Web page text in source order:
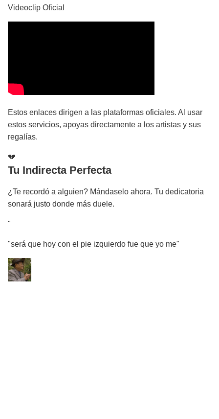
Videoclip Oficial
Estos enlaces dirigen a las plataformas oficiales. Al usar
estos servicios, apoyas directamente a los artistas y sus
regalías.
💔
Tu Indirecta Perfecta
¿Te recordó a alguien? Mándaselo ahora. Tu dedicatoria
sonará justo donde más duele.
"
"será que hoy con el pie izquierdo fue que yo me"